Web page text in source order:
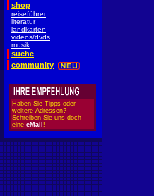
shop
reiseführer
literatur
landkarten
videos/dvds
musik
suche
community
Haben Sie Tipps oder
weitere Adressen?
Schreiben Sie uns doch
eine eMail !